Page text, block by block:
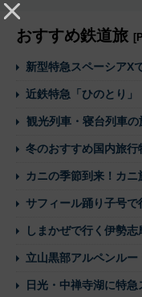
おすすめ鉄道旅
新型特急スペーシアX
近鉄特急「ひのとり」
観光列車・寝台列車の
冬のおすすめ国内旅行
カニの季節到来！カニ
サフィール踊り子号で
しまかぜで行く伊勢志
立山黒部アルペンルー
日光・中禅寺湖に特